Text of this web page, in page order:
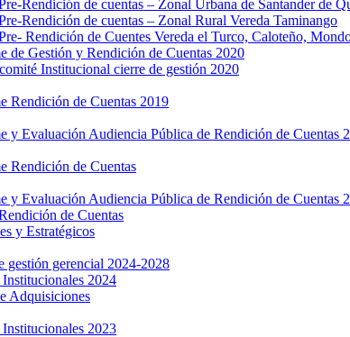
Rendición de cuentas – Zonal Urbana de Santander de
Rendición de cuentas – Zonal Rural Vereda Taminango
Rendición de Cuentes Vereda el Turco, Caloteño,
de Gestión y Rendición de Cuentas 2020
Institucional cierre de gestión 2020
Rendición de Cuentas 2019
y Evaluación Audiencia Pública de Rendición de Cuentas
Rendición de Cuentas
y Evaluación Audiencia Pública de Rendición de Cuentas
de Cuentas
y Estratégicos
gestión gerencial 2024-2028
Institucionales 2024
Adquisiciones
Institucionales 2023